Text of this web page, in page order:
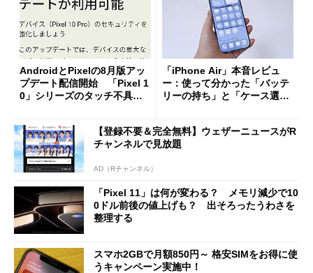
AndroidとPixelの8月版アッ
プデート配信開始 「Pixel 1
0」シリーズのタッチ不具合
「iPhone Air」本音レビュ
ー：使って分かった「バッテ
リーの持ち」と「ケース選
【登録不要＆完全無料】ウェザーニュースがR
チャンネルで見放題
AD（Rチャンネル）
「Pixel 11」は何が変わる？ メモリ減少で10
0ドル前後の値上げも？ 出そろったうわさを
整理する
スマホ2GBで月額850円～ 格安SIMをお得に使
うキャンペーン実施中！